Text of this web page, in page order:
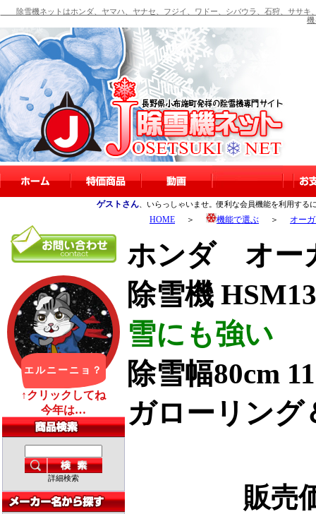
除雪機ネットはホンダ、ヤマハ、ヤナセ、フジイ、ワドー、シバウラ、石狩、ササキ
機
ゲストさん 、いらっしゃいませ。便利な会員機能を利用する
詳細検索
HOME ＞ 機能で選ぶ ＞ オー
ホンダ オ
除雪機
雪にも強い
除雪幅80cm
ガローリング
販